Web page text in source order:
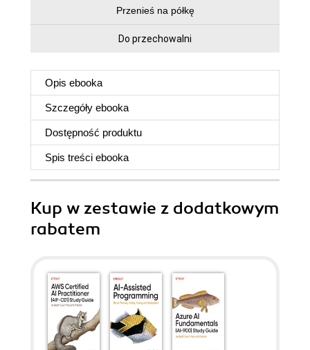
Przenieś na półkę
Do przechowalni
Opis ebooka
Szczegóły ebooka
Dostępność produktu
Spis treści ebooka
Kup w zestawie z dodatkowym
rabatem